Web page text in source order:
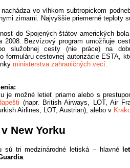
nachádza vo vlhkom subtropickom
zimami. Najvyššie priemerné teploty
do Spojených štátov amerických
2008. Bezvízový program umožňuje
služobnej cesty (nie práce) na
formuláru cestovnej autorizácie ESTA,
ministerstva zahraničných vecí.
je možné letieť priamo alebo s
(napr. British Airways, LOT, Air
Airlines, LOT, Austrian), alebo v
New Yorku
sú tri medzinárodné letiská – hlavné